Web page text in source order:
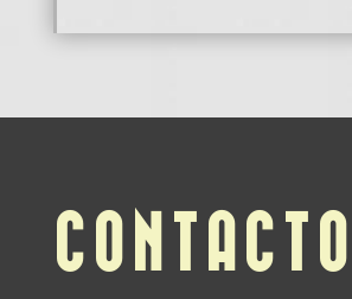
CONTACTO